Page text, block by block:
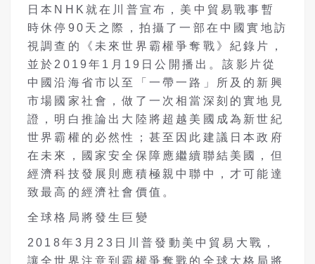
日本NHK就在川普宣布，美中貿易戰事暫
時休停90天之際，拍攝了一部在中國實地訪
視調查的《未來世界霸權爭奪戰》紀錄片，
並於2019年1月19日公開播出。該影片從
中國沿海省市以至「一帶一路」所及的新興
市場國家社會，做了一次相當深刻的實地見
證，明白推論出大陸將超越美國成為新世紀
世界霸權的必然性；甚至因此建議日本政府
在未來，國家安全保障應繼續聯結美國，但
經濟科技發展則應積極親中聯中，才可能達
致最高的經濟社會價值。
全球格局將發生巨變
2018年3月23日川普發動美中貿易大戰，
讓全世界注意到霸權爭奪戰的全球大格局將